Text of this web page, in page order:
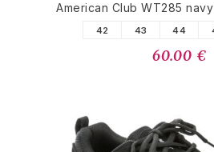
American Club WT285
42 43 44
60.00 €